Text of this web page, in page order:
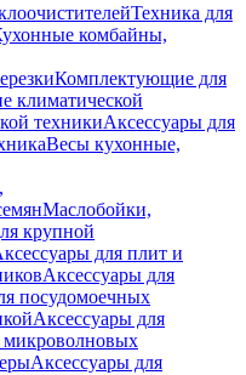
Техника для
комбайны,
Комплектующие для
климатической
техникиАксессуары для
Весы кухонные,
Маслобойки,
крупной
для плит и
Аксессуары для
посудомоечных
Аксессуары для
микроволновых
Аксессуары для